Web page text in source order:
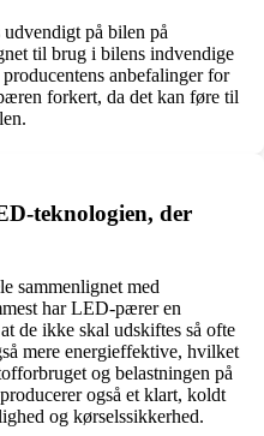
på bilen på
til brug i bilens indvendige
anbefalinger for
forkert, da det kan føre til
teknologien, der
sammenlignet med
har LED-pærer en
de ikke skal udskiftes så ofte
mere energieffektive, hvilket
og belastningen på
også et klart, koldt
og kørselssikkerhed.